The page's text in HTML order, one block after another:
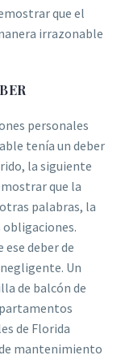
que el
irrazonable
personales
tenía un deber
la siguiente
que la
palabras, la
deber de
Un
de balcón de
de Florida
mantenimiento